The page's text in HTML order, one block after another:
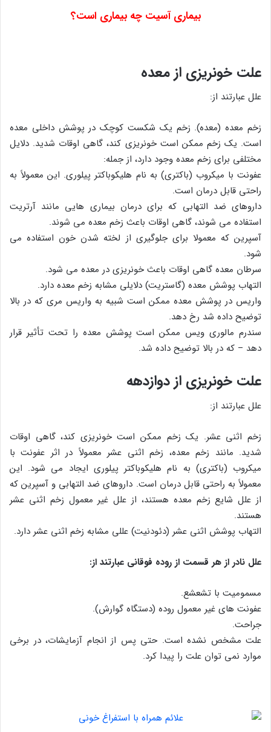
بیماری آسیت چه بیماری است؟
علت خونریزی از معده
علل عبارتند از:
زخم معده (معده). زخم یک شکست کوچک در پوشش داخلی معده
است. یک زخم ممکن است خونریزی کند، گاهی اوقات شدید. دلایل
مختلفی برای زخم معده وجود دارد، از جمله:
عفونت با میکروب (باکتری) به نام هلیکوباکتر پیلوری. این معمولاً به
راحتی قابل درمان است.
داروهای ضد التهابی که برای درمان بیماری هایی مانند آرتریت
استفاده می شوند، گاهی اوقات باعث زخم معده می شوند.
آسپرین که معمولا برای جلوگیری از لخته شدن خون استفاده می
شود.
سرطان معده گاهی اوقات باعث خونریزی در معده می شود.
التهاب پوشش معده (گاستریت) دلایلی مشابه زخم معده دارد.
واریس در پوشش معده ممکن است شبیه به واریس مری که در بالا
توضیح داده شد رخ دهد.
سندرم مالوری ویس ممکن است پوشش معده را تحت تأثیر قرار
دهد – که در بالا توضیح داده شد.
علت خونریزی از دوازدهه
علل عبارتند از:
زخم اثنی عشر. یک زخم ممکن است خونریزی کند، گاهی اوقات
شدید. مانند زخم معده، زخم اثنی عشر معمولاً در اثر عفونت با
میکروب (باکتری) به نام هلیکوباکتر پیلوری ایجاد می شود. این
معمولاً به راحتی قابل درمان است. داروهای ضد التهابی و آسپرین که
از علل شایع زخم معده هستند، از علل غیر معمول زخم اثنی عشر
هستند.
التهاب پوشش اثنی عشر (دئودنیت) عللی مشابه زخم اثنی عشر دارد.
علل نادر از هر قسمت از روده فوقانی عبارتند از:
مسمومیت با تشعشع.
عفونت های غیر معمول روده (دستگاه گوارش).
جراحت.
علت مشخص نشده است. حتی پس از انجام آزمایشات، در برخی
موارد نمی توان علت را پیدا کرد.